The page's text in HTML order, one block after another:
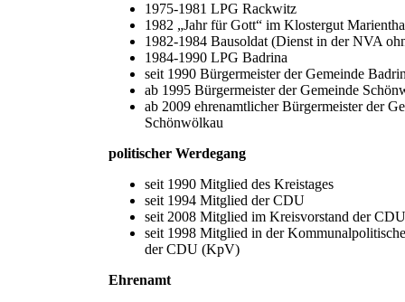
1975-1981 LPG Rackwitz
1982 „Jahr für Gott“ im Klostergut
1982-1984 Bausoldat (Dienst in der NVA
1984-1990 LPG Badrina
seit 1990 Bürgermeister der Gemeinde
ab 1995 Bürgermeister der Gemeinde
ab 2009 ehrenamtlicher Bürgermeister der
Schönwölkau
politischer Werdegang
seit 1990 Mitglied des Kreistages
seit 1994 Mitglied der CDU
seit 2008 Mitglied im Kreisvorstand der
seit 1998 Mitglied in der
der CDU (KpV)
Ehrenamt